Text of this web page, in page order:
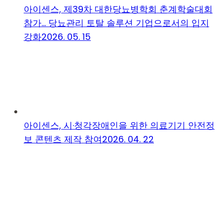
아이센스, 제39차 대한당뇨병학회 춘계학술대회
참가… 당뇨관리 토탈 솔루션 기업으로서의 입지
강화2026. 05. 15
아이센스, 시·청각장애인을 위한 의료기기 안전정
보 콘텐츠 제작 참여2026. 04. 22